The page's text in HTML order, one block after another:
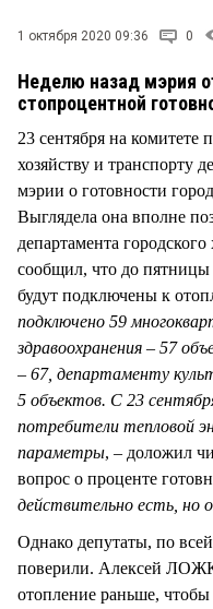
СТИЛЬ ЖИЗНИ
1 октября 2020 09:36 0
Неделю назад мэрия
стопроцентной
23 сентября на
хозяйству и транспорту
мэрии о готовности
Выглядела она вполне
департамента
сообщил, что до пятницы
будут подключены к
подключено 59
здравоохранения – 57
– 67, департаменту
5 объектов. С 23
потребители тепловой
параметры, – доложил
вопрос о проценте
действительно есть, но
Однако депутаты, по
поверили. Алексей
отопление раньше,